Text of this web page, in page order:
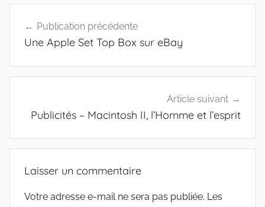
de
Publication précédente
Une Apple Set Top Box sur eBay
Article suivant
Publicités – Macintosh II, l’Homme et l’esprit
Laisser un commentaire
Votre adresse e-mail ne sera pas publiée. Les